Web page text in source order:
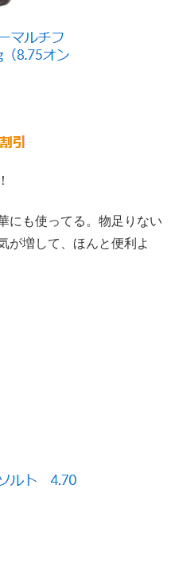
にも使ってる。物足りない
が増して、ほんと便利よ